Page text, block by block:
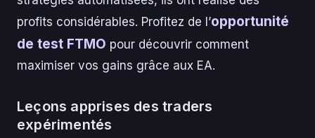
profits considérables. Profitez de l’opportunité
de test FTMO pour découvrir comment
maximiser vos gains grâce aux EA.
Leçons apprises des traders
expérimentés